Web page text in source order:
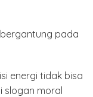
pada
energi tidak bisa
slogan moral